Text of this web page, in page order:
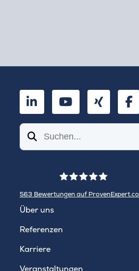
LinkedInYouTubeXing
Suchen
563 Bewertungen auf
Über uns
Referenzen
Karriere